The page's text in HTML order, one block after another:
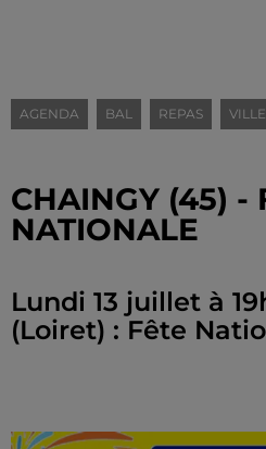
AGENDA BAL REPAS
CHAINGY (45) -
NATIONALE
Lundi 13 juillet à
(Loiret) : Fête